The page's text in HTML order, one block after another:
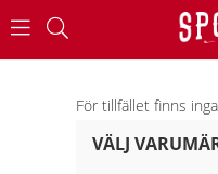
VÄLJ
För tillfället finns